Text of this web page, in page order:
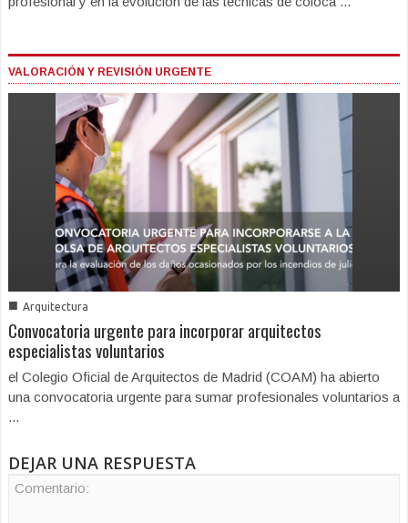
VALORACIÓN Y REVISIÓN URGENTE
■ Arquitectura
Convocatoria urgente para incorporar arquitectos
especialistas voluntarios
el Colegio Oficial de Arquitectos de Madrid (COAM) ha abierto
una convocatoria urgente para sumar profesionales voluntarios a
...
DEJAR UNA RESPUESTA